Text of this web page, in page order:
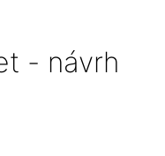
- návrh